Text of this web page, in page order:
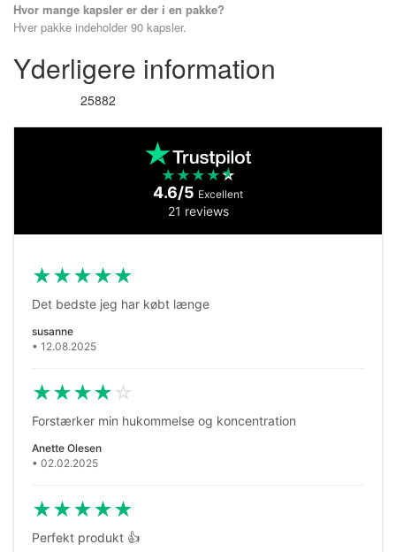
Hvor mange kapsler er der i en pakke?
Hver pakke indeholder 90 kapsler.
Yderligere information
25882
★ ★ ★ ★ ★
4.6/5 Excellent
21 reviews
★★★★★
Det bedste jeg har købt længe
susanne
• 12.08.2025
★★★★☆
Forstærker min hukommelse og koncentration
Anette Olesen
• 02.02.2025
★★★★★
Perfekt produkt 👍